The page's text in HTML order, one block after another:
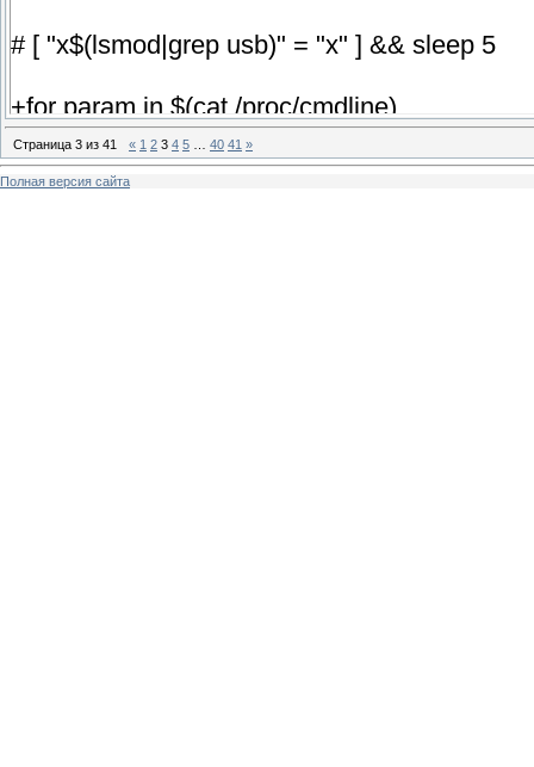
# [ "x$(lsmod|grep usb)" = "x" ] && sleep 5
+for param in $(cat /proc/cmdline)
+do
+case ${param%=*} in
Страница 3 из 41 « 1 2 3 4 5 40 41 »
Полная версия сайта